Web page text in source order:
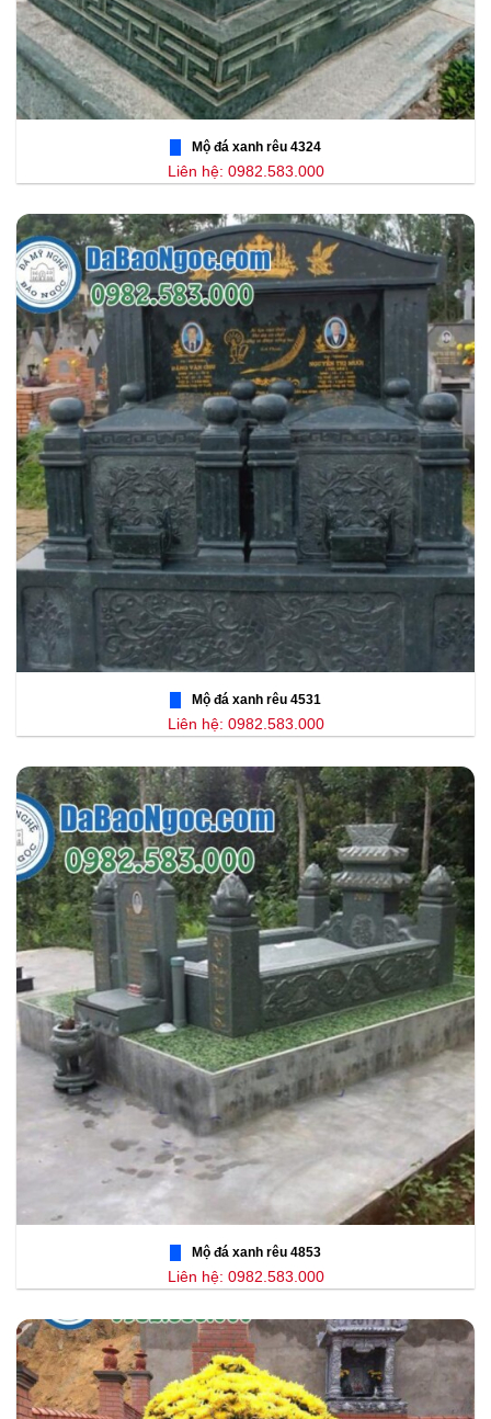
Mộ đá xanh rêu 4324
Liên hệ: 0982.583.000
Mộ đá xanh rêu 4531
Liên hệ: 0982.583.000
Mộ đá xanh rêu 4853
Liên hệ: 0982.583.000